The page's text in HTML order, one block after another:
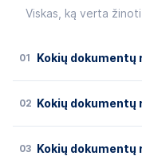
Viskas, ką verta
01 Kokių
02 Kokių dokumentų
03 Kokių dokumentų